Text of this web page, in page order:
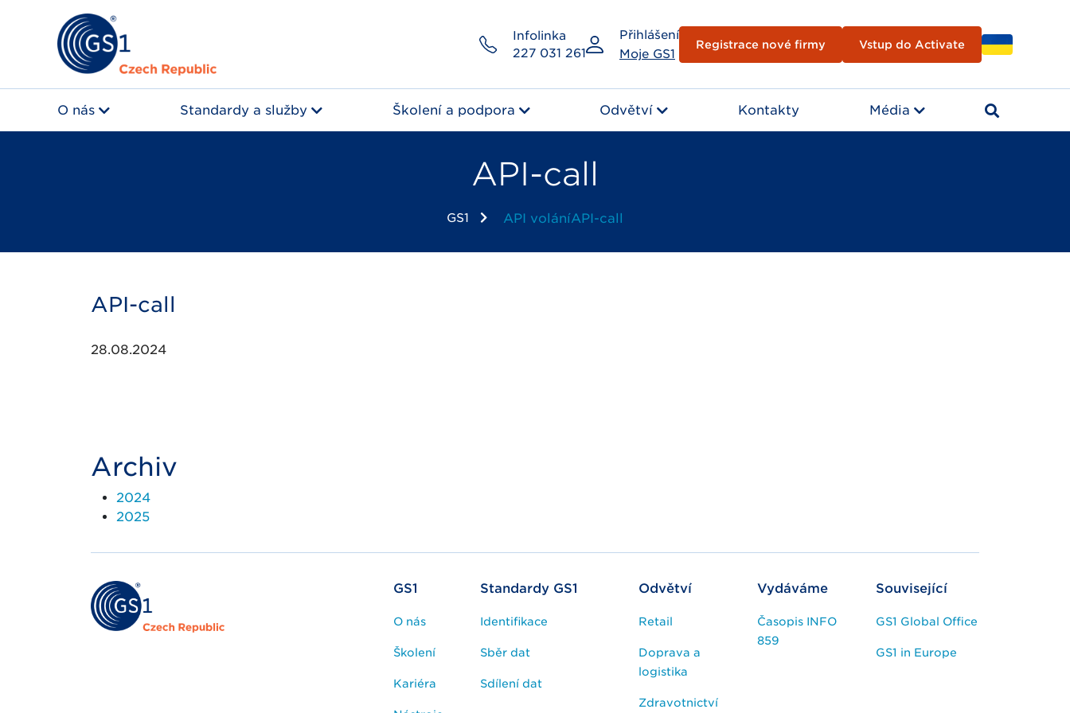
Infolinka
227 031 261
Přihlášení
Moje GS1
Registrace nové firmy Vstup do Activate
O nás Standardy a služby Školení a podpora Odvětví Kontakty Média
API-call
GS1 API voláníAPI-call
API-call
28.08.2024
Archiv
2024
2025
GS1
O nás
Školení
Kariéra
Standardy GS1
Identifikace
Sběr dat
Sdílení dat
Odvětví
Retail
Doprava a
logistika
Zdravotnictví
Vydáváme
Časopis INFO
859
Související
GS1 Global Office
GS1 in Europe